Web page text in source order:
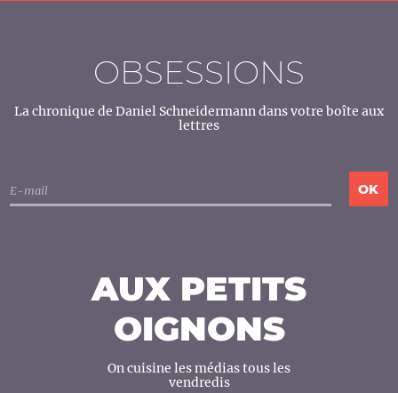
OBSESSIONS
La chronique de Daniel Schneidermann dans votre boîte aux
lettres
AUX PETITS
OIGNONS
On cuisine les médias tous les
vendredis